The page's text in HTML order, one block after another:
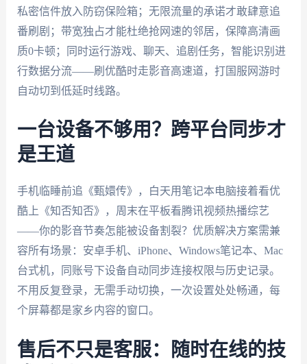
私密信件放入防窃保险箱；无限流量的承诺才敢肆意追
番刷剧；带宽独占才能杜绝抢网速的邻居，保障高清画
质0卡顿；同时运行游戏、聊天、追剧任务，智能识别进
行数据分流——刷优酷时走影音高速道，打国服网游时
自动切到低延时线路。
一台设备不够用？跨平台同步才
是王道
手机临睡前追《甄嬛传》，白天用笔记本电脑接着看优
酷上《知否知否》，周末在平板看腾讯视频热播综艺
——你的影音节奏怎能被设备割裂？优质解决方案需兼
容所有场景：安卓手机、iPhone、Windows笔记本、Mac
台式机，同账号下设备自动同步连接权限与历史记录。
不用反复登录，无需手动切换，一次设置处处畅通，每
个屏幕都是家乡内容的窗口。
售后不只是客服：随时在线的技